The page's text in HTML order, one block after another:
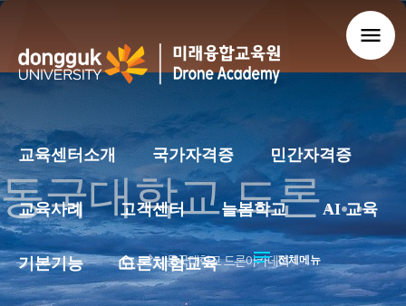
교육센터소개 국가자격증 민간자격증
교육사례 고객센터 늘봄학교 AI 교육
기본기능 드론체험교육 notes 전체메뉴
menu
동국대학교 드론아카데미
chevron_right 동국대학교 드론아카데미